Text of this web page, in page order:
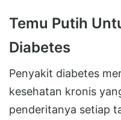
Temu Putih
Diabetes
Penyakit diabetes
kesehatan kronis
penderitanya setiap